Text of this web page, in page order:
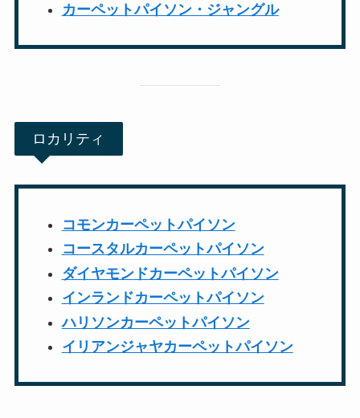
カーペットパイソン・ジャングル
ロカリティ
コモンカーペットパイソン
コースタルカーペットパイソン
ダイヤモンドカーペットパイソン
インランドカーペットパイソン
ハリソンカーペットパイソン
イリアンジャヤカーペットパイソン